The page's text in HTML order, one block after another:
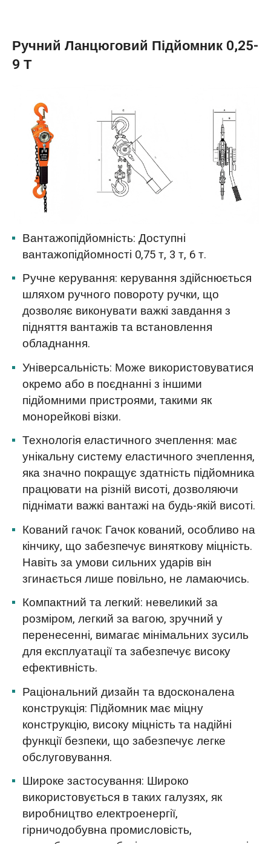
Ручний Ланцюговий Підйомник 0,25-
9 Т
Вантажопідйомність: Доступні
вантажопідйомності 0,75 т, 3 т, 6 т.
Ручне керування: керування здійснюється
шляхом ручного повороту ручки, що
дозволяє виконувати важкі завдання з
підняття вантажів та встановлення
обладнання.
Універсальність: Може використовуватися
окремо або в поєднанні з іншими
підйомними пристроями, такими як
монорейкові візки.
Технологія еластичного зчеплення: має
унікальну систему еластичного зчеплення,
яка значно покращує здатність підйомника
працювати на різній висоті, дозволяючи
піднімати важкі вантажі на будь-якій висоті.
Кований гачок: Гачок кований, особливо на
кінчику, що забезпечує виняткову міцність.
Навіть за умови сильних ударів він
згинається лише повільно, не ламаючись.
Компактний та легкий: невеликий за
розміром, легкий за вагою, зручний у
перенесенні, вимагає мінімальних зусиль
для експлуатації та забезпечує високу
ефективність.
Раціональний дизайн та вдосконалена
конструкція: Підйомник має міцну
конструкцію, високу міцність та надійні
функції безпеки, що забезпечує легке
обслуговування.
Широке застосування: Широко
використовується в таких галузях, як
виробництво електроенергії,
гірничодобувна промисловість,